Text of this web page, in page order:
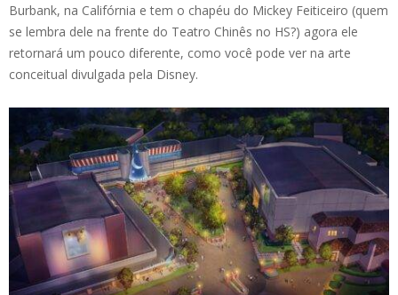
Burbank, na Califórnia e tem o chapéu do Mickey Feiticeiro (quem
se lembra dele na frente do Teatro Chinês no HS?) agora ele
retornará um pouco diferente, como você pode ver na arte
conceitual divulgada pela Disney.